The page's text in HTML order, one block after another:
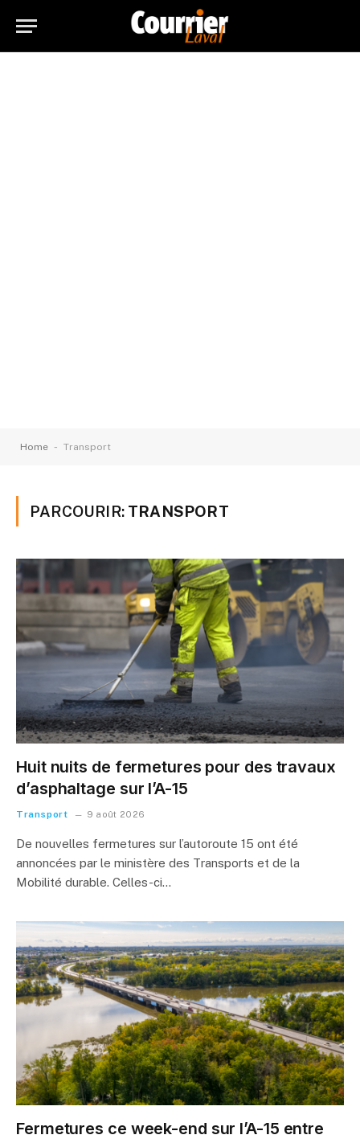
Home - Transport
PARCOURIR: TRANSPORT
Huit nuits de fermetures pour des travaux
d’asphaltage sur l’A-15
Transport 9 août 2026
De nouvelles fermetures sur l’autoroute 15 ont été
annoncées par le ministère des Transports et de la
Mobilité durable. Celles-ci…
Fermetures ce week-end sur l’A-15 entre